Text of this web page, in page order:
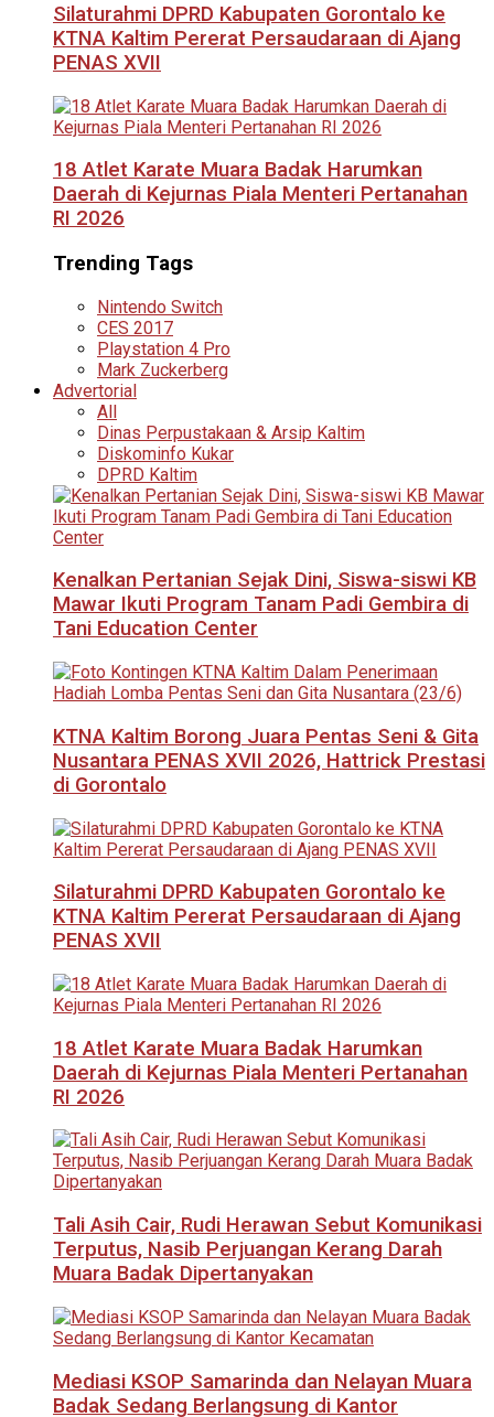
Silaturahmi DPRD Kabupaten Gorontalo ke
KTNA Kaltim Pererat Persaudaraan di Ajang
PENAS XVII
18 Atlet Karate Muara Badak Harumkan
Daerah di Kejurnas Piala Menteri Pertanahan
RI 2026
Trending Tags
Nintendo Switch
CES 2017
Playstation 4 Pro
Mark Zuckerberg
Advertorial
All
Dinas Perpustakaan & Arsip Kaltim
Diskominfo Kukar
DPRD Kaltim
Kenalkan Pertanian Sejak Dini, Siswa-siswi KB
Mawar Ikuti Program Tanam Padi Gembira di
Tani Education Center
KTNA Kaltim Borong Juara Pentas Seni & Gita
Nusantara PENAS XVII 2026, Hattrick Prestasi
di Gorontalo
Silaturahmi DPRD Kabupaten Gorontalo ke
KTNA Kaltim Pererat Persaudaraan di Ajang
PENAS XVII
18 Atlet Karate Muara Badak Harumkan
Daerah di Kejurnas Piala Menteri Pertanahan
RI 2026
Tali Asih Cair, Rudi Herawan Sebut Komunikasi
Terputus, Nasib Perjuangan Kerang Darah
Muara Badak Dipertanyakan
Mediasi KSOP Samarinda dan Nelayan Muara
Badak Sedang Berlangsung di Kantor